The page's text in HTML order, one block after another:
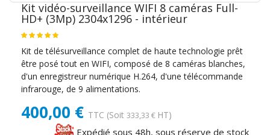
Kit vidéo-surveillance WIFI 8 caméras Full-
HD+ (3Mp) 2304x1296 - intérieur
Kit de télésurveillance complet de haute technologie prêt
être posé tout en WIFI, composé de 8 caméras blanches,
d'un enregistreur numérique H.264, d'une télécommande
infrarouge, de 9 alimentations.
400,00 € TTC (Soit 333,33 € HT)
Expédié sous 48h, sous réserve de stock